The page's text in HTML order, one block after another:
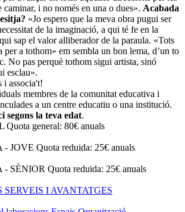
caminar, i no només en una o dues». Acabada
«Jo espero que la meva obra pugui ser
de la imaginació, a qui té fe en la
sap el valor alliberador de la paraula. «Tots
per a tothom» em sembla un bon lema, d’un to
No pas perquè tothom sigui artista, sinó
esclau».
i associa't!
membres de la comunitat educativa i
a un centre educatiu o una institució.
segons la teva edat.
Quota general: 80€ anuals
- JOVE Quota reduida: 25€ anuals
- SÈNIOR Quota reduida: 25€ anuals
SERVEIS I AVANTATGES